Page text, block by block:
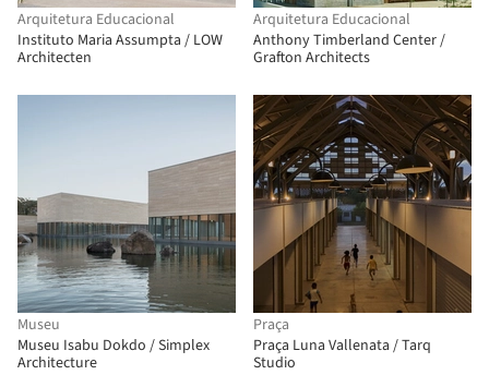
Arquitetura Educacional
Instituto Maria Assumpta / LOW
Architecten
Arquitetura Educacional
Anthony Timberland Center /
Grafton Architects
Museu
Museu Isabu Dokdo / Simplex
Architecture
Praça
Praça Luna Vallenata / Tarq
Studio